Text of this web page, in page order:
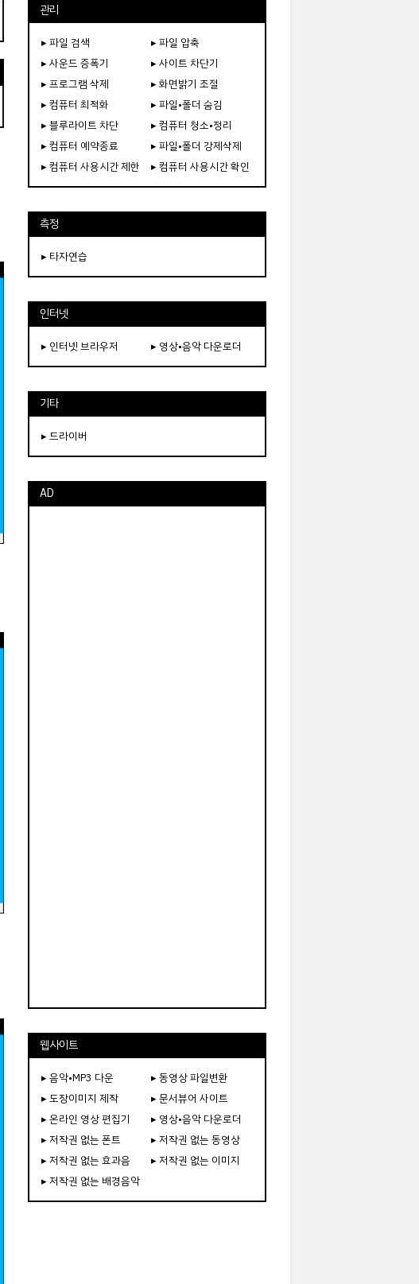
관리
▸ 파일 검색
▸ 파일 압축
▸ 사운드 증폭기
▸ 사이트 차단기
▸ 프로그램 삭제
▸ 화면밝기 조절
▸ 컴퓨터 최적화
▸ 파일•폴더 숨김
▸ 블루라이트 차단
▸ 컴퓨터 청소•정리
▸ 컴퓨터 예약종료
▸ 파일•폴더 강제삭제
▸ 컴퓨터 사용시간 제한
▸ 컴퓨터 사용시간 확인
측정
▸ 타자연습
인터넷
▸ 인터넷 브라우저 ▸ 영상•음악 다운로더
기타
▸ 드라이버
AD
웹사이트
▸ 음악•MP3 다운
▸ 동영상 파일변환
▸ 도장이미지 제작
▸ 문서뷰어 사이트
▸ 온라인 영상 편집기
▸ 영상•음악 다운로더
▸ 저작권 없는 폰트
▸ 저작권 없는 동영상
▸ 저작권 없는 효과음
▸ 저작권 없는 이미지
▸ 저작권 없는 배경음악